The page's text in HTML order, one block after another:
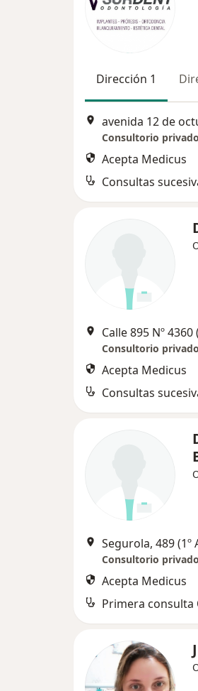
Dirección 1
avenida 12 de
Consultorio privado
Acepta Medicus
Consultorio privado
Acepta Medicus
Segurola, 489 (1º
Consultorio privado
Acepta Medicus